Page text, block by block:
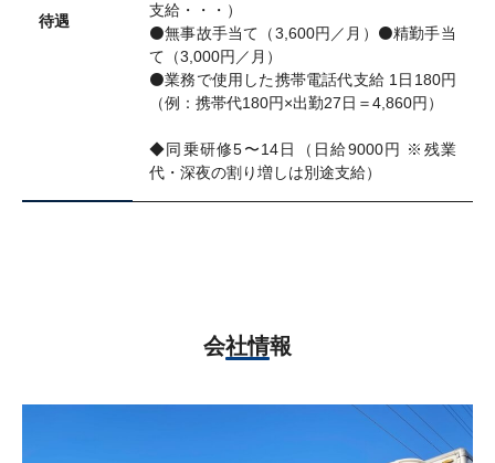
待遇
支給・・・）
⚫️無事故手当て（3,600円／月）⚫️精勤手当
て（3,000円／月）
⚫️業務で使用した携帯電話代支給 1日180円
（例：携帯代180円×出勤27日＝4,860円）
◆同乗研修5〜14日（日給9000円 ※残業
代・深夜の割り増しは別途支給）
会社情報